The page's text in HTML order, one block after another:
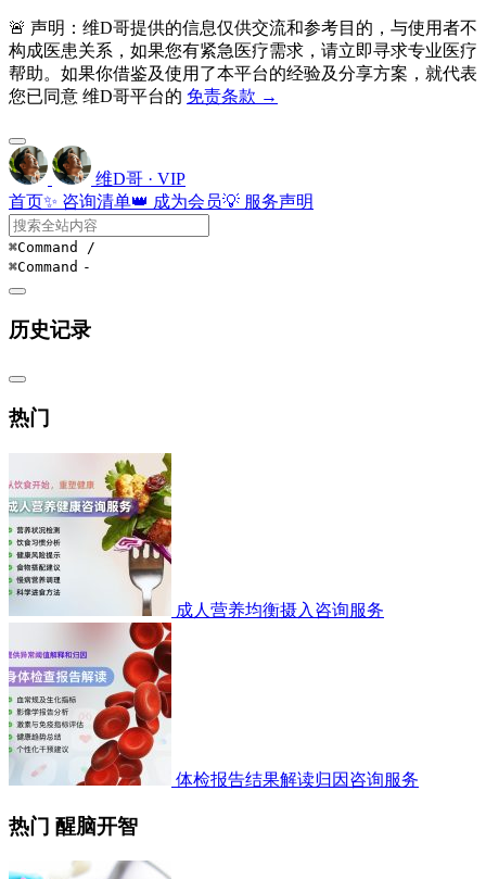
🚨 声明：维D哥提供的信息仅供交流和参考目的，与使用者不
构成医患关系，如果您有紧急医疗需求，请立即寻求专业医疗
帮助。如果你借鉴及使用了本平台的经验及分享方案，就代表
您已同意 维D哥平台的 免责条款 →
维D哥 · VIP
首页✨ 咨询清单👑 成为会员💡 服务声明
⌘Command /
⌘Command -
历史记录
热门
成人营养均衡摄入咨询服务
体检报告结果解读归因咨询服务
热门 醒脑开智